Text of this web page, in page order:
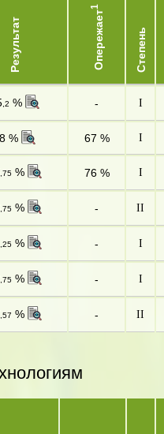
Результат Опережает
1
Степень
,2 % - I
% 67 % I
,75% 76 % I
,75% - II
,25% - I
,75% - I
,57 % - II